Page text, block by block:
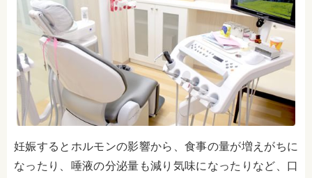
妊娠するとホルモンの影響から、食事の量が増えがちに
なったり、唾液の分泌量も減り気味になったりなど、口